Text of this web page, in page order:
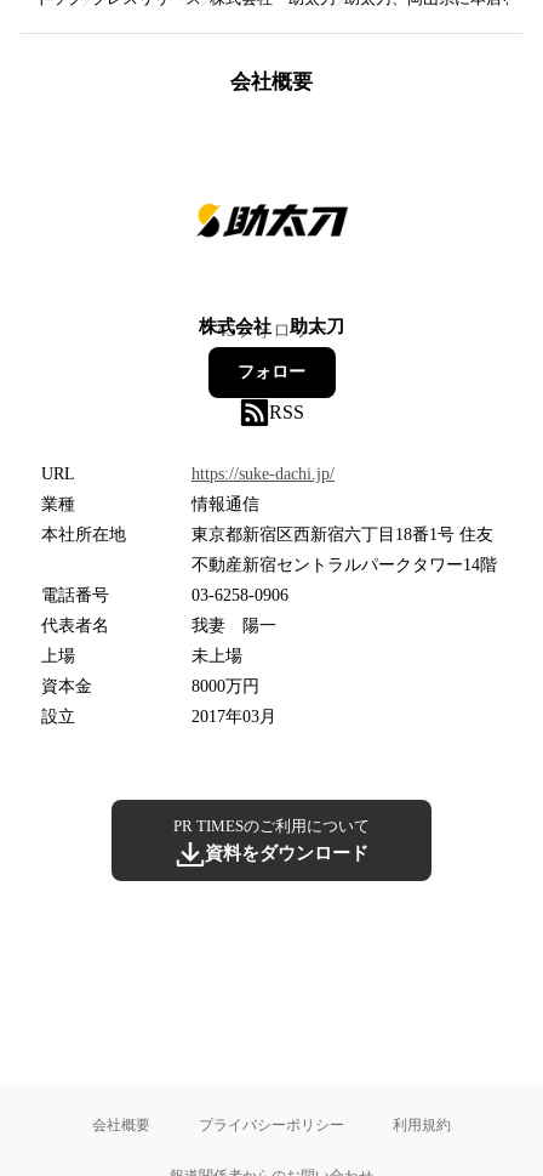
会社概要
株式会社 助太刀
45フォロワー
フォロー
RSS
URL
https://suke-dachi.jp/
業種
情報通信
本社所在地
東京都新宿区西新宿六丁目18番1号 住友
不動産新宿セントラルパークタワー14階
電話番号
03-6258-0906
代表者名
我妻 陽一
上場
未上場
資本金
8000万円
設立
2017年03月
PR TIMESのご利用について
資料をダウンロード
会社概要 プライバシーポリシー 利用規約